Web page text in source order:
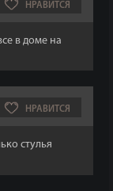
НРАВИТСЯ
в доме на
НРАВИТСЯ
стулья